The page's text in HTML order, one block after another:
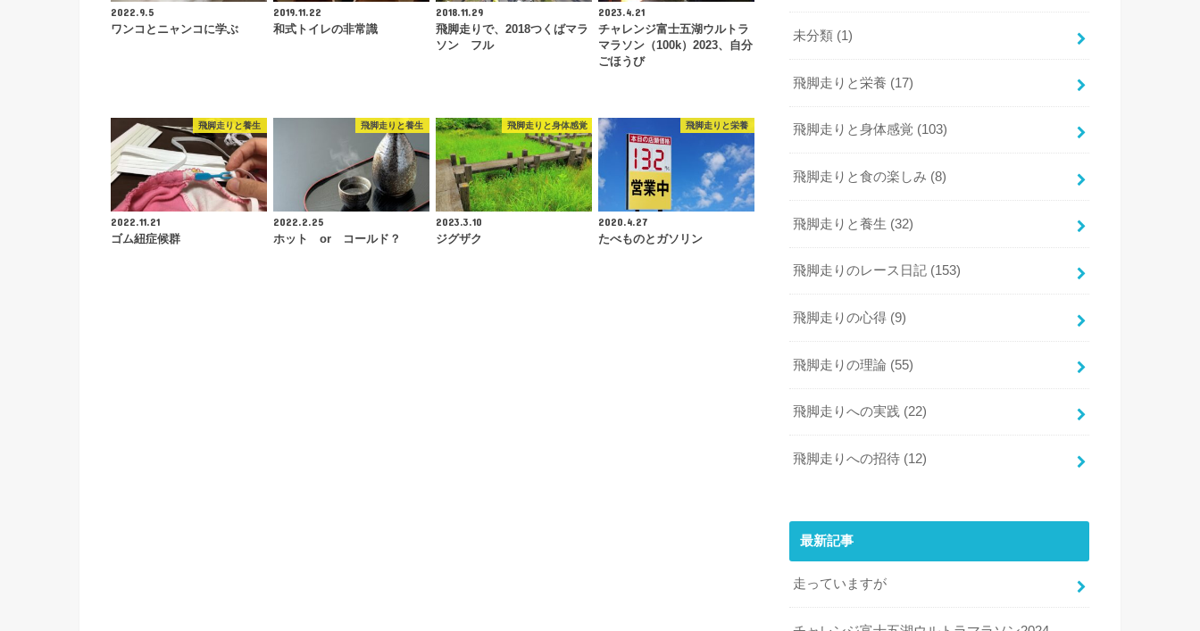
2022.9.5
ワンコとニャンコに学ぶ
2019.11.22
和式トイレの非常識
2018.11.29
飛脚走りで、2018つくばマラ
ソン フル
2023.4.21
チャレンジ富士五湖ウルトラ
マラソン（100k）2023、自分
ごほうび
飛脚走りと養生
2022.11.21
ゴム紐症候群
飛脚走りと養生
2022.2.25
ホット or コールド？
飛脚走りと身体感覚
2023.3.10
ジグザク
飛脚走りと栄養
2020.4.27
たべものとガソリン
未分類 (1)
飛脚走りと栄養 (17)
飛脚走りと身体感覚 (103)
飛脚走りと食の楽しみ (8)
飛脚走りと養生 (32)
飛脚走りのレース日記 (153)
飛脚走りの心得 (9)
飛脚走りの理論 (55)
飛脚走りへの実践 (22)
飛脚走りへの招待 (12)
最新記事
走っていますが